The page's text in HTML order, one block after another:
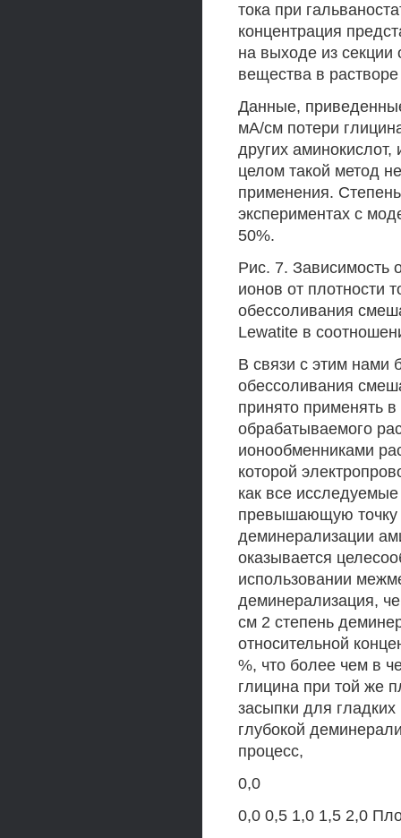
тока при
концентрация
на выходе из секции
вещества в растворе
Данные,
мА/см потери
других
целом такой метод
применения.
экспериментах с
50%.
Рис. 7. Зависимость
ионов от плотности
обессоливания
Lewatite в
В связи с этим нами
обессоливания
принято применять в
обрабатываемого
ионообменниками
которой
как все
превышающую точку
деминерализации
оказывается
использовании
деминерализация,
см 2 степень
относительной
%, что более чем в
глицина при той же
засыпки для
глубокой
процесс,
0,0
0,0 0,5 1,0 1,5 2,0